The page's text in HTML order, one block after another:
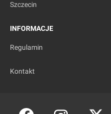
Szczecin
INFORMACJE
Regulamin
Kontakt